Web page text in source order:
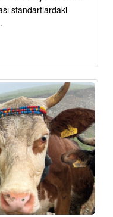
standartlardaki